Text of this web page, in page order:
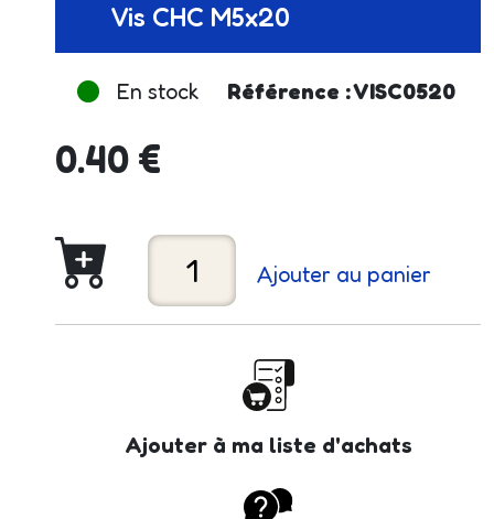
Vis CHC M5x20
En stock Référence : VISC0520
0.40 €
Ajouter au panier
Ajouter à ma liste d'achats